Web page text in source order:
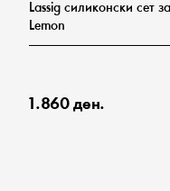
Lassig силиконски сет
Lemon
1.860 ден.